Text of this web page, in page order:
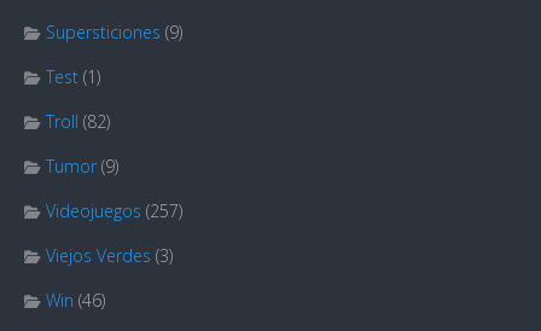
Supersticiones (9)
Test (1)
Troll (82)
Tumor (9)
Videojuegos (257)
Viejos Verdes (3)
Win (46)